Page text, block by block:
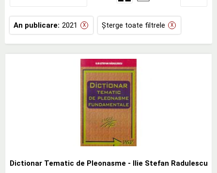
An publicare: 2021 Șterge toate filtrele
Dictionar Tematic de Pleonasme - Ilie Stefan Radulescu